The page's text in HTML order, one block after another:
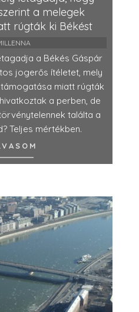
a melegek
rúgták ki Békést
a Békés Gáspár
jogerős ítéletet, mely
miatt rúgták
a perben, de
találta a
Teljes mértékben.